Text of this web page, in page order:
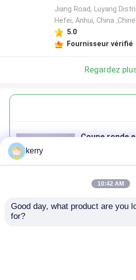
Jiang Road, Luyang
Hefei, Anhui, China ,Chine
5.0
Fournisseur vérifié
Regardez
Coupe ronde
Continuer
kerry
10:42 AM
Good day, what product are you
for?